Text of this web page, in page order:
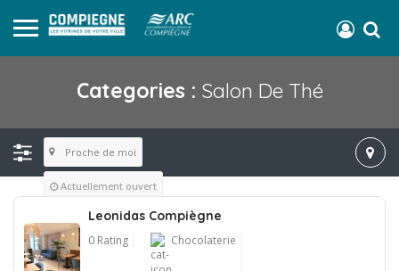
Categories : Salon De Thé
Proche de moi
Actuellement ouvert
Leonidas Compiègne
0 Rating Chocolaterie